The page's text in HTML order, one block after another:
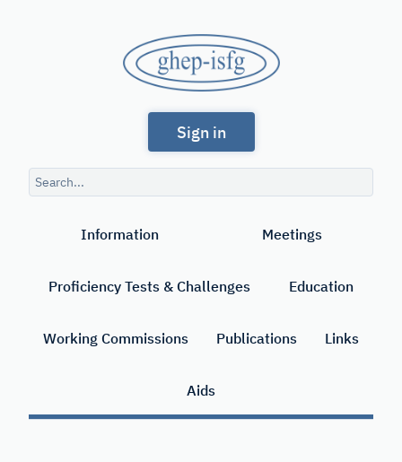
GHEP
-
ISFG
Portuguese-
speaking
Working
International
Forensic
Sign in
Search
query
Information Meetings
Proficiency Tests & Challenges Education
Working Commissions Publications Links
Aids